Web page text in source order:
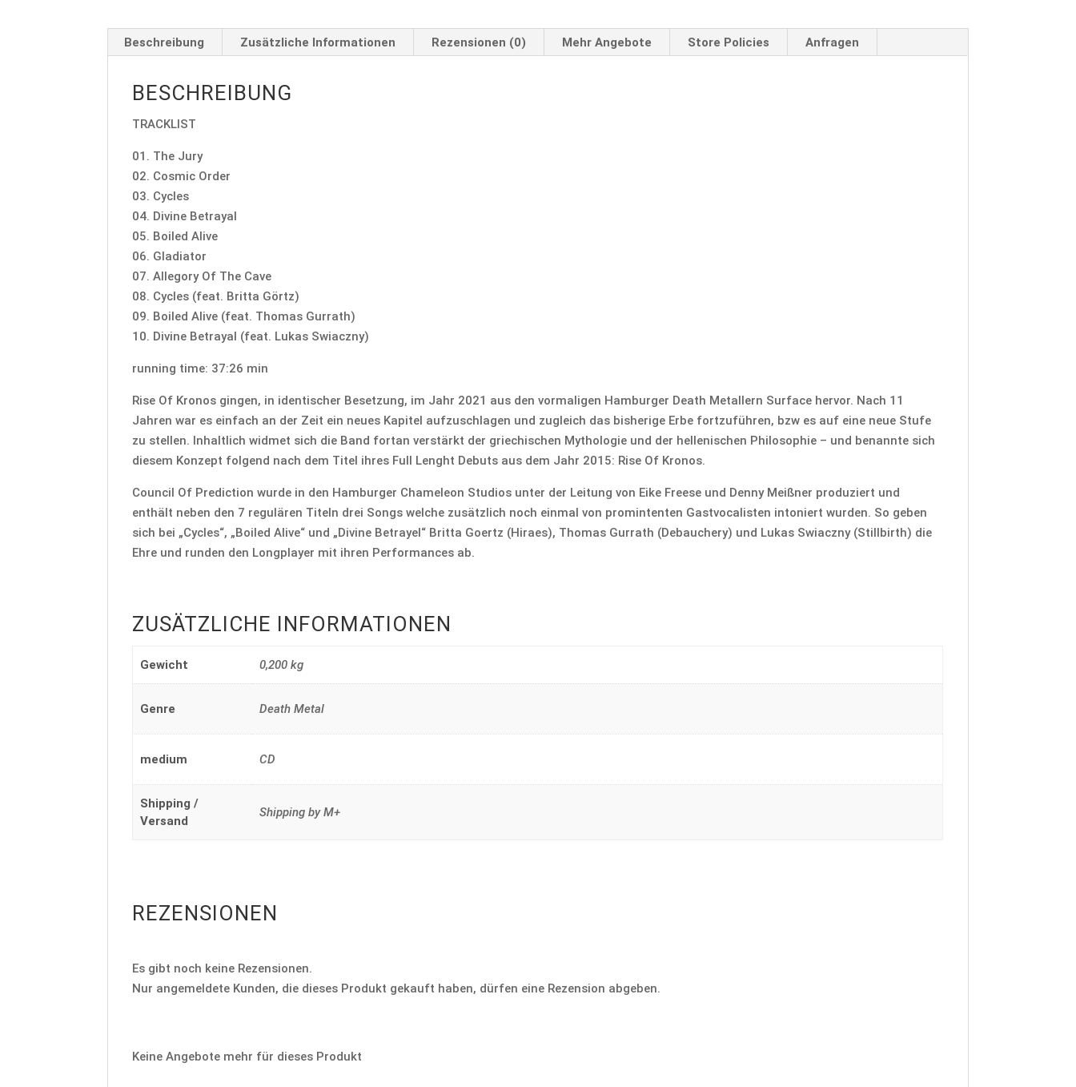
Beschreibung Zusätzliche Informationen Rezensionen (0) Mehr Angebote Store Policies Anfragen
BESCHREIBUNG
TRACKLIST
01. The Jury
02. Cosmic Order
03. Cycles
04. Divine Betrayal
05. Boiled Alive
06. Gladiator
07. Allegory Of The Cave
08. Cycles (feat. Britta Görtz)
09. Boiled Alive (feat. Thomas Gurrath)
10. Divine Betrayal (feat. Lukas Swiaczny)
running time: 37:26 min
Rise Of Kronos gingen, in identischer Besetzung, im Jahr 2021 aus den vormaligen Hamburger Death Metallern Surface hervor. Nach 11
Jahren war es einfach an der Zeit ein neues Kapitel aufzuschlagen und zugleich das bisherige Erbe fortzuführen, bzw es auf eine neue Stufe
zu stellen. Inhaltlich widmet sich die Band fortan verstärkt der griechischen Mythologie und der hellenischen Philosophie – und benannte sich
diesem Konzept folgend nach dem Titel ihres Full Lenght Debuts aus dem Jahr 2015: Rise Of Kronos.
Council Of Prediction wurde in den Hamburger Chameleon Studios unter der Leitung von Eike Freese und Denny Meißner produziert und
enthält neben den 7 regulären Titeln drei Songs welche zusätzlich noch einmal von promintenten Gastvocalisten intoniert wurden. So geben
sich bei „Cycles“, „Boiled Alive“ und „Divine Betrayel“ Britta Goertz (Hiraes), Thomas Gurrath (Debauchery) und Lukas Swiaczny (Stillbirth) die
Ehre und runden den Longplayer mit ihren Performances ab.
ZUSÄTZLICHE INFORMATIONEN
Gewicht 0,200 kg
Genre Death Metal
medium CD
Shipping /
Versand
Shipping by M+
REZENSIONEN
Es gibt noch keine Rezensionen.
Nur angemeldete Kunden, die dieses Produkt gekauft haben, dürfen eine Rezension abgeben.
Keine Angebote mehr für dieses Produkt